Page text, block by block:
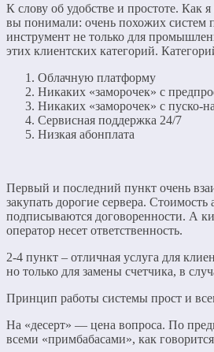
К слову об удобстве и простоте. Как
вы понимали: очень похожих систем
инструмент не только для
этих клиентских категорий.
Облачную платформу
Никаких «заморочек» с
Никаких «заморочек» с пуско-
Сервисная поддержка 24/7
Низкая абонплата
Первый и последний пункт очень
закупать дорогие сервера.
подписываются договоренности. А
оператор несет ответственность.
2-4 пункт – отличная услуга для
но только для замены счетчика, в
Принцип работы системы прост и
На «десерт» — цена вопроса. По
всеми «примбабасами», как